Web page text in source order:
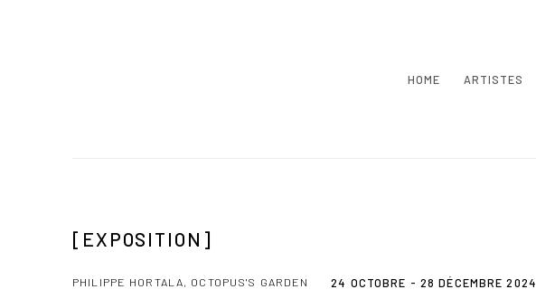
HOME ARTISTES
[EXPOSITION]
PHILIPPE HORTALA, OCTOPUS'S GARDEN 24 OCTOBRE - 28 DÉCEMBRE 2024